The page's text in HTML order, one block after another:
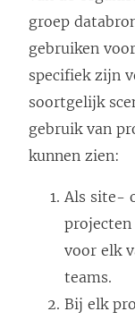
groep
gebruiken
specifiek zijn
soortgelijk
gebruik van
kunnen zien:
Als site-
projecten
voor elk
teams.
Bij elk